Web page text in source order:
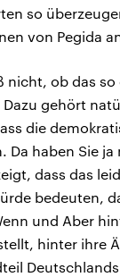
so
von Pegida
nicht, ob das
gehört
die
Da haben Sie ja
dass das
bedeuten,
und Aber
hinter ihre